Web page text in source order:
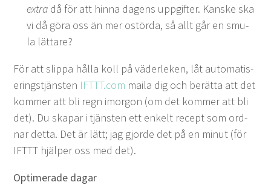
extra då för att hin­na dagens uppgifter. Kanske ska
vi då göra oss än mer ostör­da, så allt går en smu­
la lättare?
För att slip­pa hål­la koll på väder­leken, låt automa­tis­
er­ingstjän­sten IFTTT​.com maila dig och berät­ta att det
kom­mer att bli regn imor­gon (om det kom­mer att bli
det). Du ska­par i tjän­sten ett enkelt recept som ord­
nar det­ta. Det är lätt; jag gjorde det på en min­ut (för
IFTTT hjälper oss med det).
Opti­mer­ade dagar